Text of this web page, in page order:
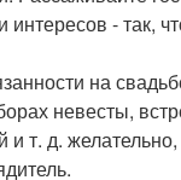
интересов - так,
на
невесты,
и т. д.